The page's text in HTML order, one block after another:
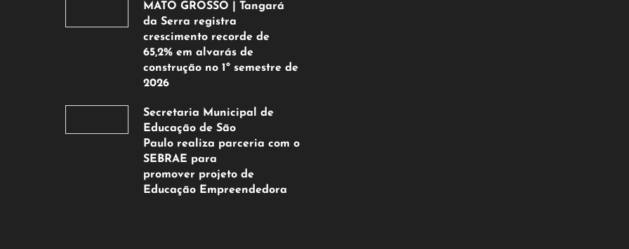
de
agosto
de
2026
MATO GROSSO | Tangará
da Serra registra
crescimento recorde de
65,2% em alvarás de
construção no 1º semestre de
2026
de
agosto
de
2026
Secretaria Municipal de
Educação de São
Paulo realiza parceria com o
SEBRAE para
promover projeto de
Educação Empreendedora